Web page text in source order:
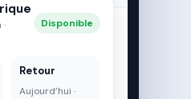
Disponible
Retour
Aujourd’hui ·